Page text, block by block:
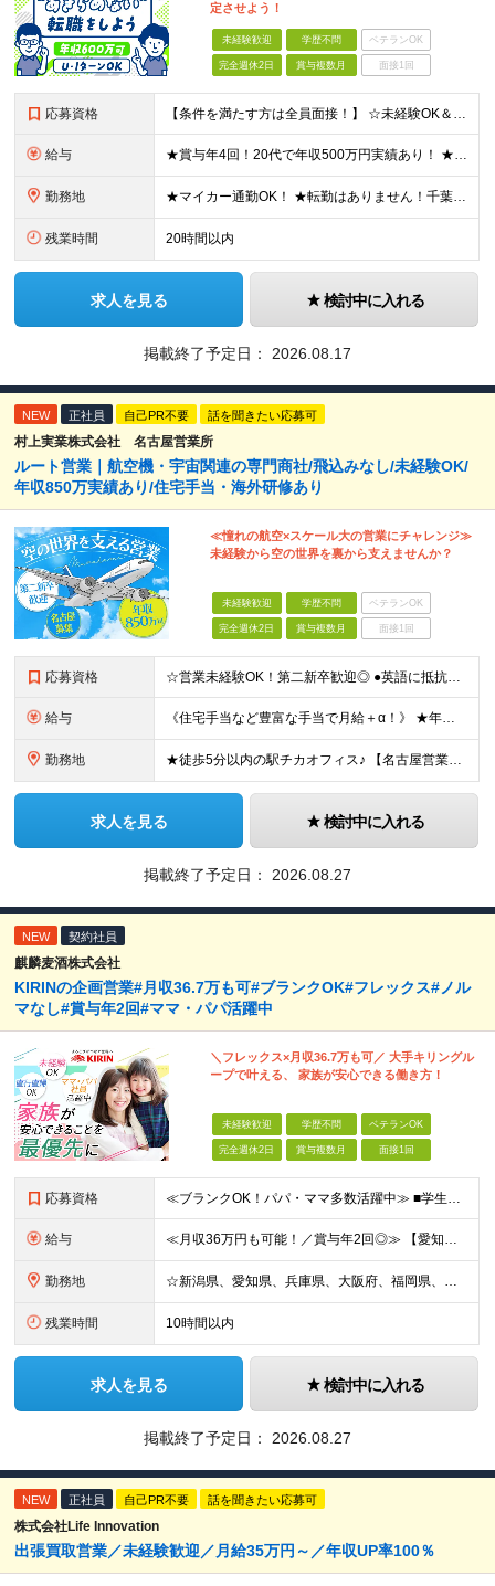
定させよう！
未経験歓迎 学歴不問 ベテランOK
完全週休2日 賞与複数月 面接1回
応募資格 【条件を満たす方は全員面接！】 ☆未経験OK＆同期と出会える複数名募集！お話し好きならすぐご活躍いただけます◎ ◆要普通自動車運転免許（AT限定可） ◆学歴不問 ◆40歳までの方（長期勤続によるキャリ
給与 ★賞与年4回！20代で年収500万円実績あり！ ★未経験からでも基本給27万円スタートと、安定した収入を得られる環境です！ 月給27万円～29万円＋各種手当＋賞与年2回（＋業績賞与年2回） ※経験・
勤務地 ★マイカー通勤OK！ ★転勤はありません！千葉＆大阪で積極採用中！ 【千葉】千葉県白井市富塚1番 【大阪】大阪府堺市堺区南半町東1丁目1番10号 ※(変更の範囲)上記を除く当社関連勤務地
残業時間 20時間以内
求人を見る 検討中に入れる
掲載終了予定日： 2026.08.17
NEW 正社員 自己PR不要 話を聞きたい応募可
村上実業株式会社 名古屋営業所
ルート営業｜航空機・宇宙関連の専門商社/飛込みなし/未経験OK/
年収850万実績あり/住宅手当・海外研修あり
≪憧れの航空×スケール大の営業にチャレンジ≫
未経験から空の世界を裏から支えませんか？
未経験歓迎 学歴不問 ベテランOK
完全週休2日 賞与複数月 面接1回
応募資格 ☆営業未経験OK！第二新卒歓迎◎ ●英語に抵抗がない方 ●普通自動車運転免許（AT限定可）をお持ちの方 ●学歴不問 ▽こんな方にピッタリです! ★ガツガツ稼ぐよりも、じっくり関係を築く営業がしたい方
給与 《住宅手当など豊富な手当で月給＋α！》 ★年収850万円実績あり ★住宅手当 ★家族手当 月給25万円～＋賞与年2回＋業績賞与(※業績による／過去3か月分支給実績あり) ※経験・スキルを考慮の上、
勤務地 ★徒歩5分以内の駅チカオフィス♪ 【名古屋営業所】愛知県名古屋市東区筒井2-12-36 (変更の範囲)上記を除く当社関連勤務地
求人を見る 検討中に入れる
掲載終了予定日： 2026.08.27
NEW 契約社員
麒麟麦酒株式会社
KIRINの企画営業#月収36.7万も可#ブランクOK#フレックス#ノル
マなし#賞与年2回#ママ・パパ活躍中
＼フレックス×月収36.7万も可／ 大手キリングル
ープで叶える、 家族が安心できる働き方！
未経験歓迎 学歴不問 ベテランOK
完全週休2日 賞与複数月 面接1回
応募資格 ≪ブランクOK！パパ・ママ多数活躍中≫ ■学生時代を含め、アルバイトや社員として顧客折衝のご経験がある方 ■学歴不問 ～こんな方を歓迎します～ □安定した職場で長く働きたい方 □しっかり稼いで自分の
給与 ≪月収36万円も可能！／賞与年2回◎≫ 【愛知】★月収36.7万円も可能 月給32万7000円～＋賞与年2回＋各種手当 【大阪・兵庫・新潟】★月収34.7万円も可能 月給30万7000円～＋賞与年
勤務地 ☆新潟県、愛知県、兵庫県、大阪府、福岡県、大分県 ☆出社は月1回～週1回程度◎直行直帰OK！ ☆マイカー使用または社用車貸与あり アクセスのしやすさやあなたの希望を考慮し、配属先や担当店舗を決定しま
残業時間 10時間以内
求人を見る 検討中に入れる
掲載終了予定日： 2026.08.27
NEW 正社員 自己PR不要 話を聞きたい応募可
株式会社Life Innovation
出張買取営業／未経験歓迎／月給35万円～／年収UP率100％